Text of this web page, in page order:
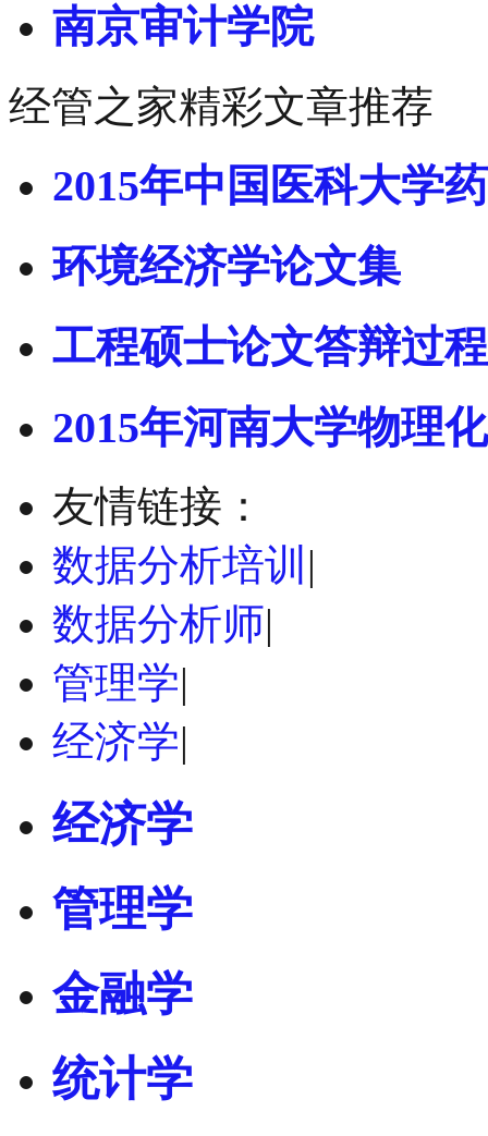
南京审计学院
经管之家精彩文章推荐
2015年中国医科大学药
环境经济学论文集
工程硕士论文答辩过
2015年河南大学物理化
友情链接：
数据分析培训 |
数据分析师|
管理学|
经济学|
经济学
管理学
金融学
统计学